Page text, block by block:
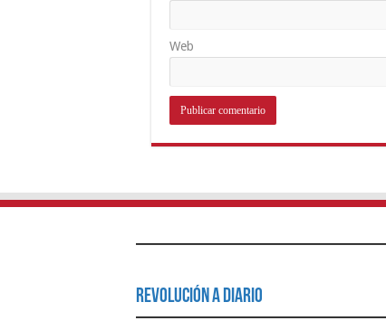
Web
Revolución a Diario